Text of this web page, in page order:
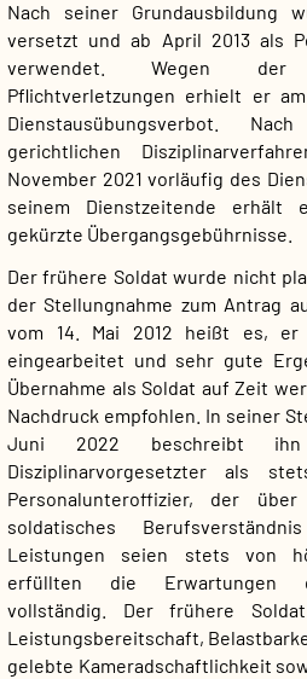
Nach seiner Grundausbildung
versetzt und ab April 2013 als
verwendet. Wegen der
Pflichtverletzungen erhielt er
Dienstausübungsverbot.
gerichtlichen
November 2021 vorläufig des
seinem Dienstzeitende erhält
gekürzte Übergangsgebührnisse.
Der frühere Soldat wurde nicht
der Stellungnahme zum Antrag
vom 14. Mai 2012 heißt es, er
eingearbeitet und sehr gute
Übernahme als Soldat auf Zeit
Nachdruck empfohlen. In seiner
Juni 2022 beschreibt
Disziplinarvorgesetzter als
Personalunteroffizier, der
soldatisches
Leistungen seien stets von
erfüllten die Erwartungen
vollständig. Der frühere
Leistungsbereitschaft,
gelebte Kameradschaftlichkeit